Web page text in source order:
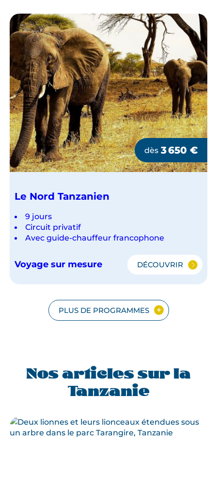
4X4
ET
EN
PETIT
GROUPE
dès 3 650 €
Le Nord Tanzanien
9 jours
Circuit privatif
Avec guide-chauffeur francophone
Voyage sur mesure DÉCOUVRIR
LE
PLUS DE PROGRAMMES
Nos articles sur la
Tanzanie